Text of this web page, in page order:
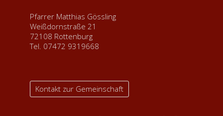
Pfarrer Matthias Gössling
Weißdornstraße 21
72108 Rottenburg
Tel. 07472 9319668
Kontakt zur Gemeinschaft